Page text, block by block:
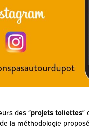
des “projets toilettes”
la méthodologie